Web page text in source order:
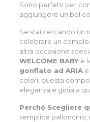
Sono perfetti per
aggiungere un bel
Se stai cercando un
celebrare un
altra occasione
WELCOME BABY è
gonfiato ad ARIA
colori, questa
eleganza e gioia a
Perché Scegliere
semplice